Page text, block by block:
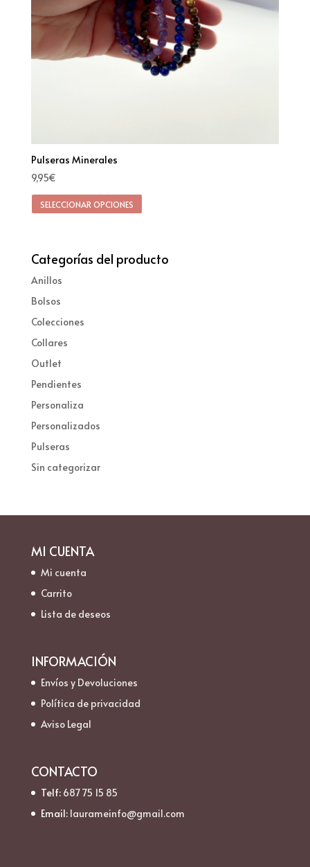
Pulseras Minerales
9,95€
SELECCIONAR OPCIONES
Categorías del producto
Anillos
Bolsos
Colecciones
Collares
Outlet
Pendientes
Personaliza
Personalizados
Pulseras
Sin categorizar
MI CUENTA
Mi cuenta
Carrito
Lista de deseos
INFORMACIÓN
Envíos y Devoluciones
Política de privacidad
Aviso Legal
CONTACTO
Telf: 687 75 15 85
Email: laurameinfo@gmail.com